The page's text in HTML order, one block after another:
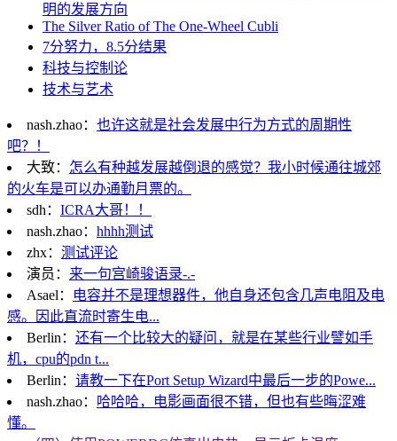
明的发展方向
The Silver Ratio of The One-Wheel Cubli
7分努力，8.5分结果
科技与控制论
技术与艺术
nash.zhao： 也许这就是社会发展中行为方式的周期性
吧？！
大致： 怎么有种越发展越倒退的感觉？我小时候通往城郊
的火车是可以办通勤月票的。
sdh： ICRA大哥！！
nash.zhao： hhhh测试
zhx： 测试评论
演员： 来一句宫崎骏语录-.-
Asael：
电容并不是理想器件，他自身还包含几声电阻及电
感。因此直流时寄生电...
Berlin： 还有一个比较大的疑问，就是在某些行业譬如手
机，cpu的pdn t...
Berlin： 请教一下在Port Setup Wizard中最后一步的Powe...
nash.zhao： 哈哈哈，电影画面很不错，但也有些晦涩难
懂。